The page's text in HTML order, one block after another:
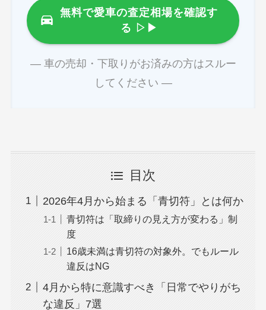
無料で愛車の査定相場を確認す
る ▷▶
― 車の売却・下取りがお済みの方はスルー
してください ―
目次
2026年4月から始まる「青切符」とは何か
青切符は「取締りの見え方が変わる」制
度
16歳未満は青切符の対象外。でもルール
違反はNG
4月から特に意識すべき「日常でやりがち
な違反」7選